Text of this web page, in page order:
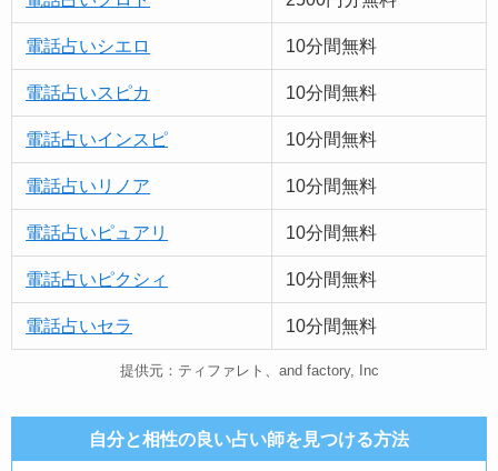
電話占いシエロ 10分間無料
電話占いスピカ 10分間無料
電話占いインスピ 10分間無料
電話占いリノア 10分間無料
電話占い ピュア リ 10分間無料
電話占いピクシィ 10分間無料
電話占いセラ 10分間無料
提供元：ティファレト、and factory, Inc
自分と相性の良い占い師を見つける方法